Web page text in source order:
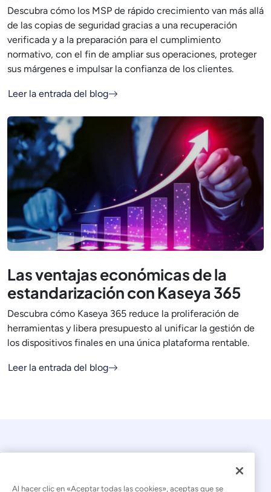
Descubra cómo los MSP de rápido crecimiento van más allá
de las copias de seguridad gracias a una recuperación
verificada y a la preparación para el cumplimiento
normativo, con el fin de ampliar sus operaciones, proteger
sus márgenes e impulsar la confianza de los clientes.
Leer la entrada del blog
Las ventajas económicas de la
estandarización con Kaseya 365
Descubra cómo Kaseya 365 reduce la proliferación de
herramientas y libera presupuesto al unificar la gestión de
los dispositivos finales en una única plataforma rentable.
Leer la entrada del blog
Al hacer clic en «Aceptar todas las cookies», aceptas que se